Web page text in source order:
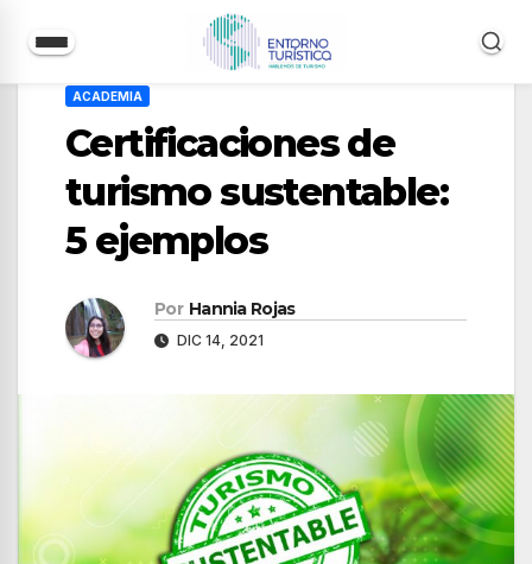
contenido
ACADEMIA
Certificaciones de
turismo sustentable:
5 ejemplos
Por Hannia Rojas
DIC 14, 2021